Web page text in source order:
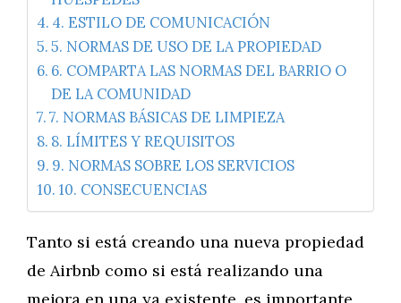
4. ESTILO DE COMUNICACIÓN
5. NORMAS DE USO DE LA PROPIEDAD
6. COMPARTA LAS NORMAS DEL BARRIO O
DE LA COMUNIDAD
7. NORMAS BÁSICAS DE LIMPIEZA
8. LÍMITES Y REQUISITOS
9. NORMAS SOBRE LOS SERVICIOS
10. CONSECUENCIAS
Tanto si está creando una nueva propiedad
de Airbnb como si está realizando una